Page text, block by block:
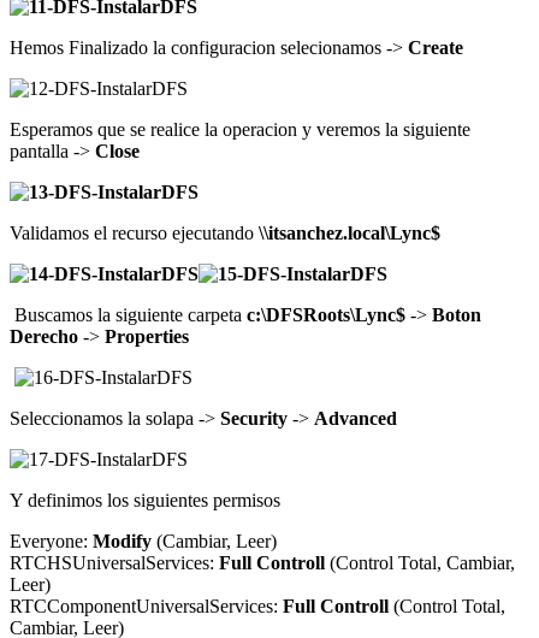
Hemos Finalizado la configuracion selecionamos -> Create
Esperamos que se realice la operacion y veremos la siguiente
pantalla -> Close
Validamos el recurso ejecutando \\itsanchez.local\Lync$
Buscamos la siguiente carpeta c:\DFSRoots\Lync$ -> Boton
Derecho -> Properties
Seleccionamos la solapa -> Security -> Advanced
Y definimos los siguientes permisos
Everyone: Modify (Cambiar, Leer)
RTCHSUniversalServices: Full Controll (Control Total, Cambiar,
Leer)
RTCComponentUniversalServices: Full Controll (Control Total,
Cambiar, Leer)